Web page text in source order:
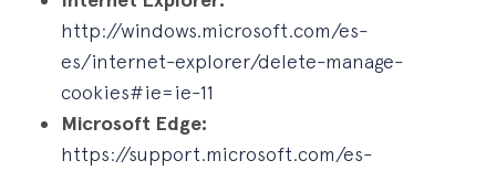
http://windows.microsoft.com/es-
es/internet-explorer/delete-manage-
cookies#ie=ie-11
Microsoft Edge:
https://support.microsoft.com/es-